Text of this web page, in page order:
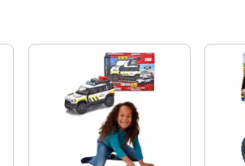
4006333074639
Dickie Toys